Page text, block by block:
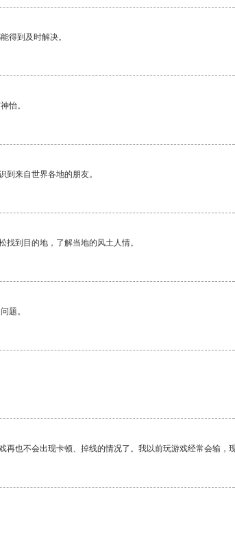
得到及时解决。
怡。
到来自世界各地的朋友。
到目的地，了解当地的风土人情。
题。
再也不会出现卡顿、掉线的情况了。我以前玩游戏经常会输，